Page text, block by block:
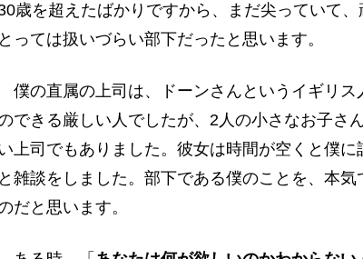
歳を超えたばかりですから、まだ尖っていて
とっては扱いづらい部下だったと思います。
僕の直属の上司は、ドーンさんというイギリス
できる厳しい人でしたが、2人の小さなお子さ
上司でもありました。彼女は時間が空くと僕
と雑談をしました。部下である僕のことを、本
だと思います。